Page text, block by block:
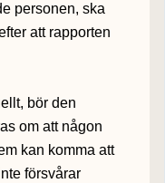
personen, ska
att rapporten
bör den
om att någon
kan komma att
försvårar